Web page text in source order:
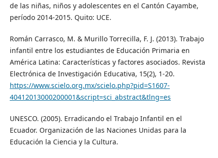
de las niñas, niños y adolescentes en el Cantón Cayambe,
período 2014-2015. Quito: UCE.
Román Carrasco, M. & Murillo Torrecilla, F. J. (2013). Trabajo
infantil entre los estudiantes de Educación Primaria en
América Latina: Características y factores asociados. Revista
Electrónica de Investigación Educativa, 15(2), 1-20.
https://www.scielo.org.mx/scielo.php?pid=S1607-
40412013000200001&script=sci_abstract&tlng=es
UNESCO. (2005). Erradicando el Trabajo Infantil en el
Ecuador. Organización de las Naciones Unidas para la
Educación la Ciencia y la Cultura.